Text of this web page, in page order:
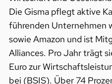
Die Gisma pflegt aktive
führenden Unternehmen
sowie Amazon und ist
Alliances. Pro Jahr trägt
Euro zur
bei (BSIS). Über 74